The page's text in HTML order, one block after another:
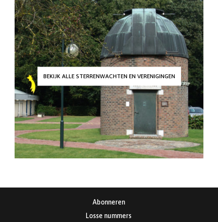
BEKIJK ALLE STERRENWACHTEN EN VERENIGINGEN
Abonneren
Losse nummers